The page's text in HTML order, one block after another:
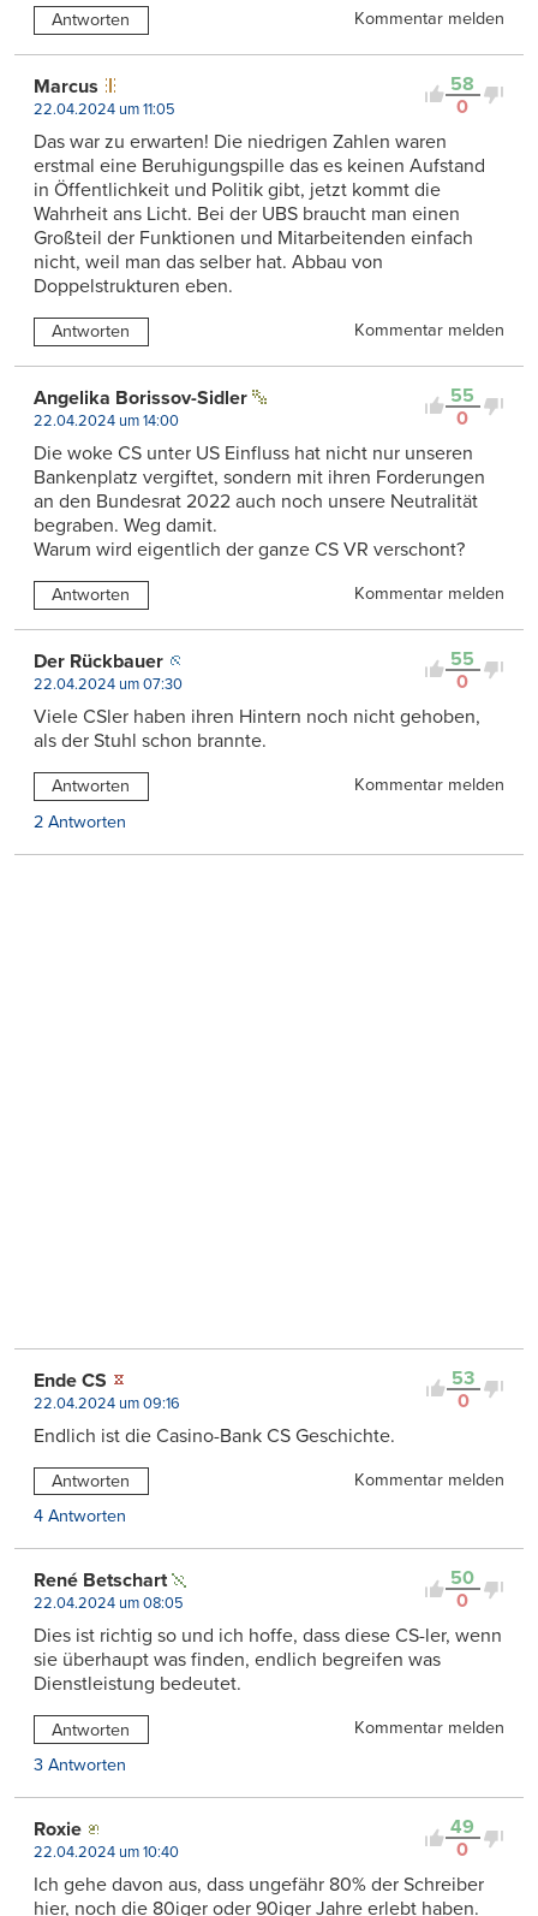
Antworten Kommentar melden
58
0
Marcus
22.04.2024 um 11:05
Das war zu erwarten! Die niedrigen Zahlen waren
erstmal eine Beruhigungspille das es keinen Aufstand
in Öffentlichkeit und Politik gibt, jetzt kommt die
Wahrheit ans Licht. Bei der UBS braucht man einen
Großteil der Funktionen und Mitarbeitenden einfach
nicht, weil man das selber hat. Abbau von
Doppelstrukturen eben.
Antworten Kommentar melden
55
0
Angelika Borissov-Sidler
22.04.2024 um 14:00
Die woke CS unter US Einfluss hat nicht nur unseren
Bankenplatz vergiftet, sondern mit ihren Forderungen
an den Bundesrat 2022 auch noch unsere Neutralität
begraben. Weg damit.
Warum wird eigentlich der ganze CS VR verschont?
Antworten Kommentar melden
55
0
Der Rückbauer
22.04.2024 um 07:30
Viele CSler haben ihren Hintern noch nicht gehoben,
als der Stuhl schon brannte.
Antworten
Kommentar melden
2 Antworten
53
0
Ende CS
22.04.2024 um 09:16
Endlich ist die Casino-Bank CS Geschichte.
Antworten
Kommentar melden
4 Antworten
50
0
René Betschart
22.04.2024 um 08:05
Dies ist richtig so und ich hoffe, dass diese CS-ler, wenn
sie überhaupt was finden, endlich begreifen was
Dienstleistung bedeutet.
Antworten
Kommentar melden
3 Antworten
49
0
Roxie
22.04.2024 um 10:40
Ich gehe davon aus, dass ungefähr 80% der Schreiber
hier, noch die 80iger oder 90iger Jahre erlebt haben.